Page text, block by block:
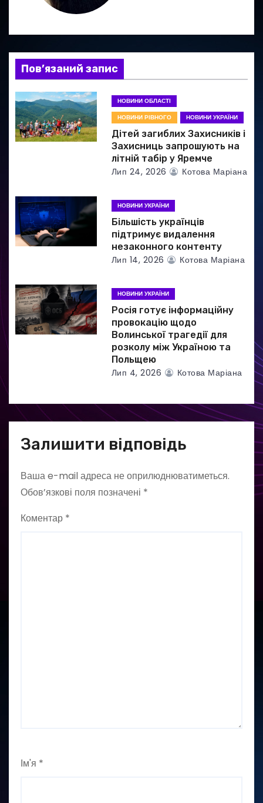
п
и
с
і
в
Пов’язаний запис
НОВИНИ ОБЛАСТІ
НОВИНИ РІВНОГО
НОВИНИ УКРАЇНИ
Дітей загиблих Захисників і
Захисниць запрошують на
літній табір у Яремче
Лип 24, 2026 Котова Маріана
НОВИНИ УКРАЇНИ
Більшість українців
підтримує видалення
незаконного контенту
Лип 14, 2026 Котова Маріана
НОВИНИ УКРАЇНИ
Росія готує інформаційну
провокацію щодо
Волинської трагедії для
розколу між Україною та
Польщею
Лип 4, 2026 Котова Маріана
Залишити відповідь
Ваша e-mail адреса не оприлюднюватиметься.
Обов’язкові поля позначені *
Коментар *
Ім'я *